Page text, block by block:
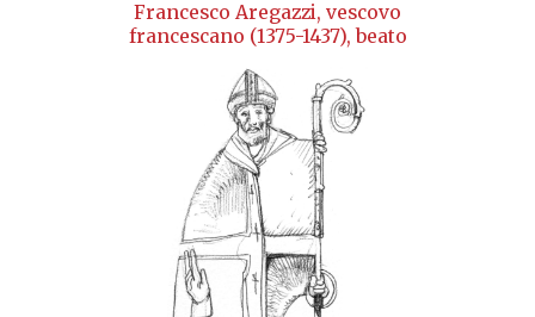
Francesco Aregazzi, vescovo
francescano (1375-1437), beato